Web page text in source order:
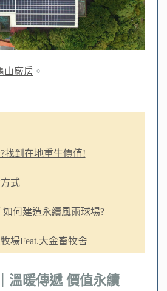
山廠房 。
找到在地重生價值!
式
何建造永續風雨球場?
場Feat.大金畜牧舍
溫暖傳遞 價值永續